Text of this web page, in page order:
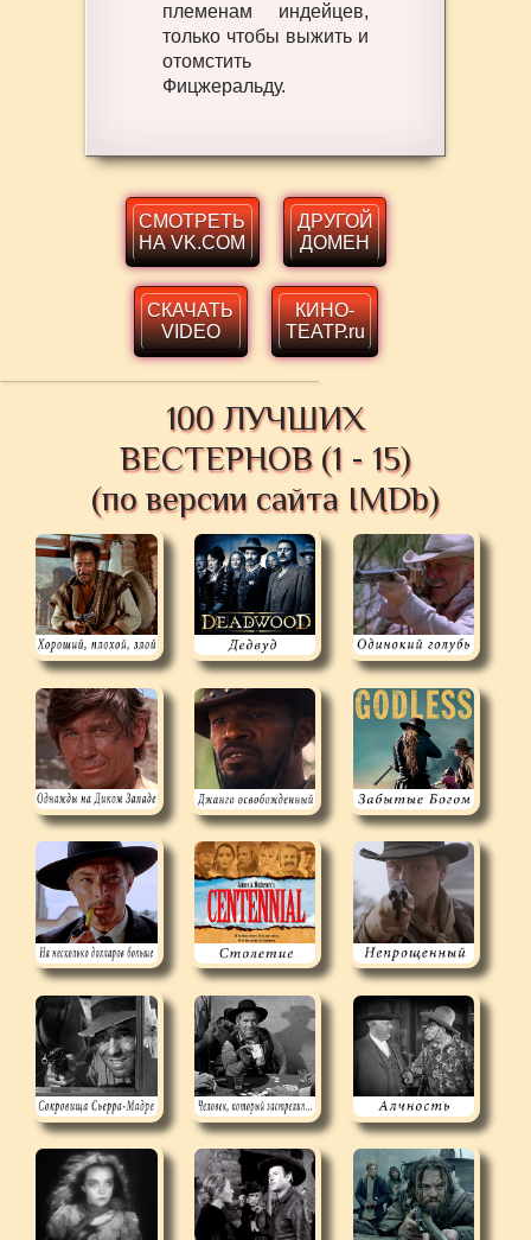
племенам индейцев,
только чтобы выжить и
отомстить
Фицжеральду.
СМОТРЕТЬ
НА VK.COM
ДРУГОЙ
ДОМЕН
СКАЧАТЬ
VIDEO
КИНО-
ТЕАТР.ru
100 ЛУЧШИХ
ВЕСТЕРНОВ (1 - 15)
(по версии сайта IMDb)